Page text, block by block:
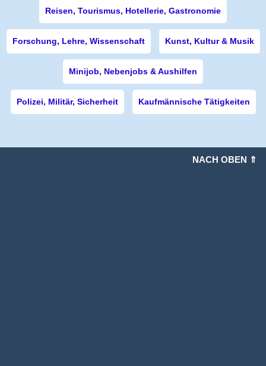
Reisen, Tourismus, Hotellerie, Gastronomie
Forschung, Lehre, Wissenschaft Kunst, Kultur & Musik
Minijob, Nebenjobs & Aushilfen
Polizei, Militär, Sicherheit Kaufmännische Tätigkeiten
NACH OBEN ⇑